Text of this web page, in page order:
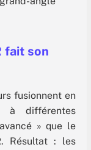
fait son
fusionnent en
à différentes
» que le
. Résultat : les